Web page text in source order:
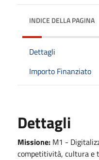
INDICE DELLA PAGINA
Dettagli
Importo Finanziato
Dettagli
Missione: M1 -
competitività, cultura e